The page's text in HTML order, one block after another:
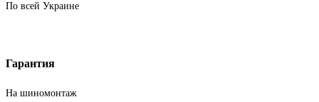
По всей Украине
Гарантия
На шиномонтаж